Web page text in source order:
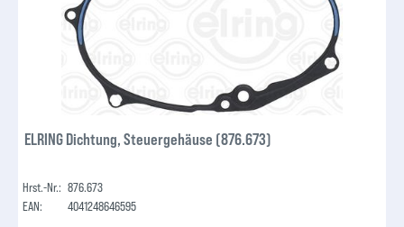
ELRING Dichtung, Steuergehäuse (876.673)
Hrst.-Nr.: 876.673
EAN:
4041248646595